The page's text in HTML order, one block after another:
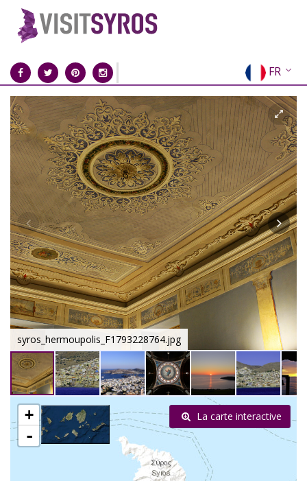
FR
EN
EL
DE
IT
ES
RU
CN
syros_hermoupolis_F1793228764.jpg
+
-
La carte interactive